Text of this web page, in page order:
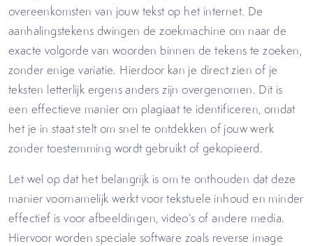
overeenkomsten van jouw tekst op het internet. De
aanhalingstekens dwingen de zoekmachine om naar de
exacte volgorde van woorden binnen de tekens te zoeken,
zonder enige variatie. Hierdoor kan je direct zien of je
teksten letterlijk ergens anders zijn overgenomen. Dit is
een effectieve manier om plagiaat te identificeren, omdat
het je in staat stelt om snel te ontdekken of jouw werk
zonder toestemming wordt gebruikt of gekopieerd.
Let wel op dat het belangrijk is om te onthouden dat deze
manier voornamelijk werkt voor tekstuele inhoud en minder
effectief is voor afbeeldingen, video’s of andere media.
Hiervoor worden speciale software zoals reverse image